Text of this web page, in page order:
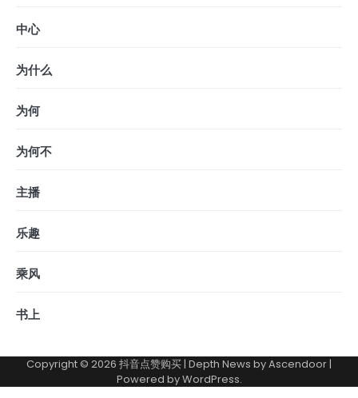
中心
为什么
为何
为何不
主播
乐趣
乘风
书上
Copyright © 2026 抖音点赞购买| Depth News byAscendoor|
Powered byWordPress.